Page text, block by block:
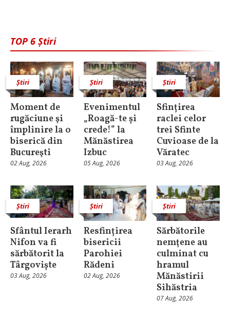
TOP 6 Știri
Știri
Moment de
rugăciune şi
împlinire la o
biserică din
Bucureşti
02 Aug, 2026
Știri
Evenimentul
„Roagă-te și
crede!” la
Mănăstirea
Izbuc
05 Aug, 2026
Știri
Sfințirea
raclei celor
trei Sfinte
Cuvioase de la
Văratec
03 Aug, 2026
Știri
Sfântul Ierarh
Nifon va fi
sărbătorit la
Târgoviște
03 Aug, 2026
Știri
Resfințirea
bisericii
Parohiei
Rădeni
02 Aug, 2026
Știri
Sărbătorile
nemţene au
culminat cu
hramul
Mănăstirii
Sihăstria
07 Aug, 2026